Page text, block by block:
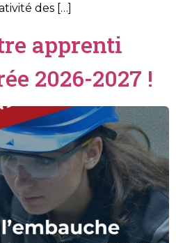
des […]
apprenti
2026-2027 !